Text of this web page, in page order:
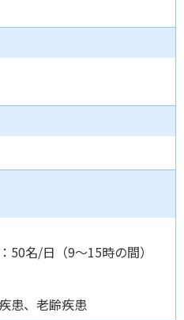
50名/日（9～15時の間）
患、老齢疾患